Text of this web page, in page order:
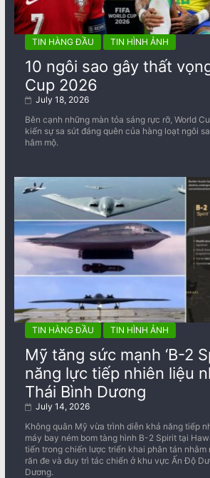
TIN HÀNG ĐẦU TIN HÌNH ẢNH
10 ngôi sao gây thất
Cup 2026
July 18, 2026
Bên cạnh những màn tỏa sáng rực rỡ, World
kiến sự sa sút đáng quên của hàng loạt ngôi
hâm mộ.
TIN HÀNG ĐẦU TIN HÌNH ẢNH
Mỹ tăng sức mạnh ‘B-2
năng lực tiếp nhiên liệu
Thái Bình Dương
July 14, 2026
Không quân Mỹ vừa trình diễn khả năng tiếp
máy bay ném bom tàng hình B-2 Spirit tại
tiến trong chiến lược triển khai phân tán nhằm
răn đe và duy trì tác chiến ở khu vực Ấn Độ
Dương.